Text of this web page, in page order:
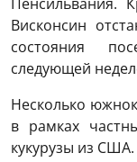
Пенсильвания.
Висконсин
состояния
следующей
Несколько
в рамках
кукурузы из США.